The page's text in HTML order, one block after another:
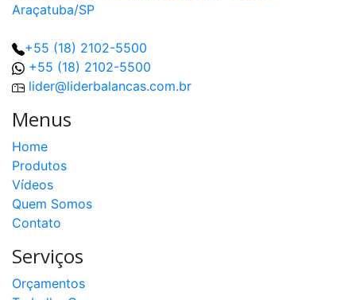
Araçatuba/SP
+55 (18) 2102-5500
+55 (18) 2102-5500
lider@liderbalancas.com.br
Menus
Home
Produtos
Vídeos
Quem Somos
Contato
Serviços
Orçamentos